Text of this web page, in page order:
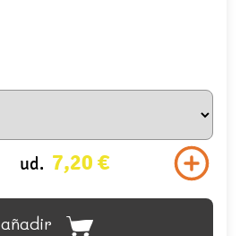
ud. 7,20 €
añadir